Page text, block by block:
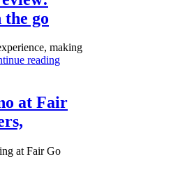
the go
making
reading
at Fair
at Fair Go